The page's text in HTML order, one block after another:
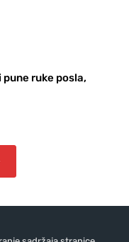
ruke posla,